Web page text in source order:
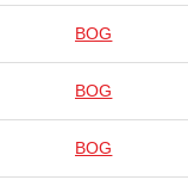
BOG
BOG
BOG